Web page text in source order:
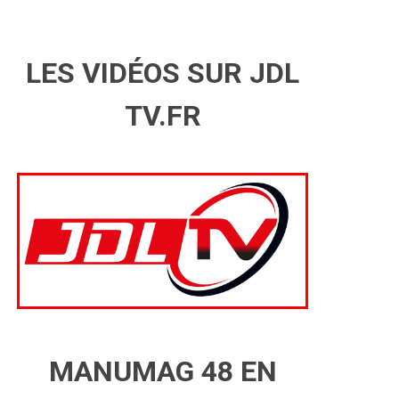
LES VIDÉOS SUR JDL
TV.FR
MANUMAG 48 EN